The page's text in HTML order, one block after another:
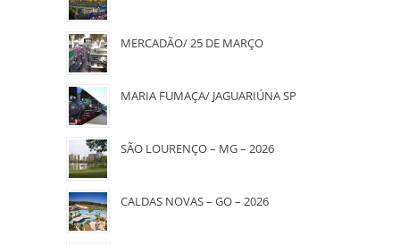
MERCADÃO/ 25 DE MARÇO
MARIA FUMAÇA/ JAGUARIÚNA SP
SÃO LOURENÇO – MG – 2026
CALDAS NOVAS – GO – 2026